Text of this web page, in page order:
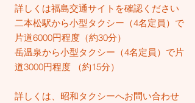
詳しくは福島交通サイトを確認ください
二本松駅から小型タクシー（4名定員）で
片道6000円程度（約30分）
岳温泉から小型タクシー（4名定員）で片
道3000円程度 （約15分）
​詳しくは、 昭和タクシーへお問い合わせ